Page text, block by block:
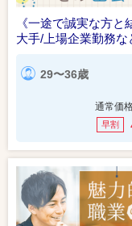
《一途で誠実な方と
大手/上場企業勤務な
29〜36歳
通常価
早割